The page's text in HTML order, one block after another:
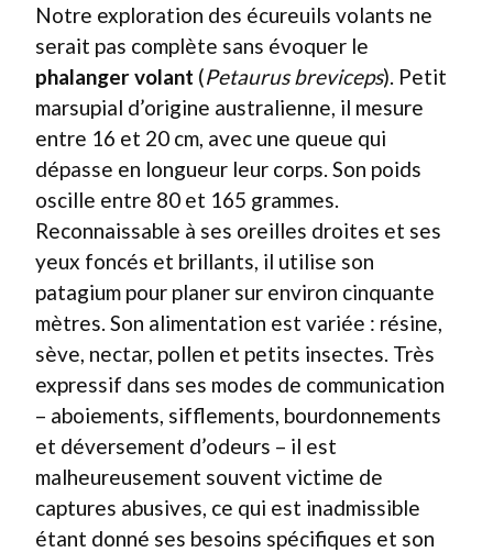
Notre exploration des écureuils volants ne
serait pas complète sans évoquer le
phalanger volant (Petaurus breviceps). Petit
marsupial d’origine australienne, il mesure
entre 16 et 20 cm, avec une queue qui
dépasse en longueur leur corps. Son poids
oscille entre 80 et 165 grammes.
Reconnaissable à ses oreilles droites et ses
yeux foncés et brillants, il utilise son
patagium pour planer sur environ cinquante
mètres. Son alimentation est variée : résine,
sève, nectar, pollen et petits insectes. Très
expressif dans ses modes de communication
– aboiements, sifflements, bourdonnements
et déversement d’odeurs – il est
malheureusement souvent victime de
captures abusives, ce qui est inadmissible
étant donné ses besoins spécifiques et son